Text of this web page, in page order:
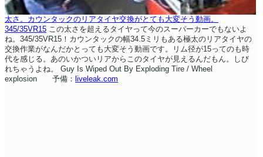
太さ。カウンタックのリアタイヤ交換がとても大変そう動画。
345/35VR15 この太さを超えるタイヤって今のスーパーカーでもないよ
ね。345/35VR15！カウンタックの幅34.5ミリもある極太のリアタイヤの
交換作業がなんだかとっても大変そう動画です。リム径が15ってのも時
代を感じる。あのいかついリアからこのタイヤが見えるんだもん。しび
れちゃうよね。
Guy Is Wiped Out By Exploding Tire / Wheel
explosion 予備： liveleak.com